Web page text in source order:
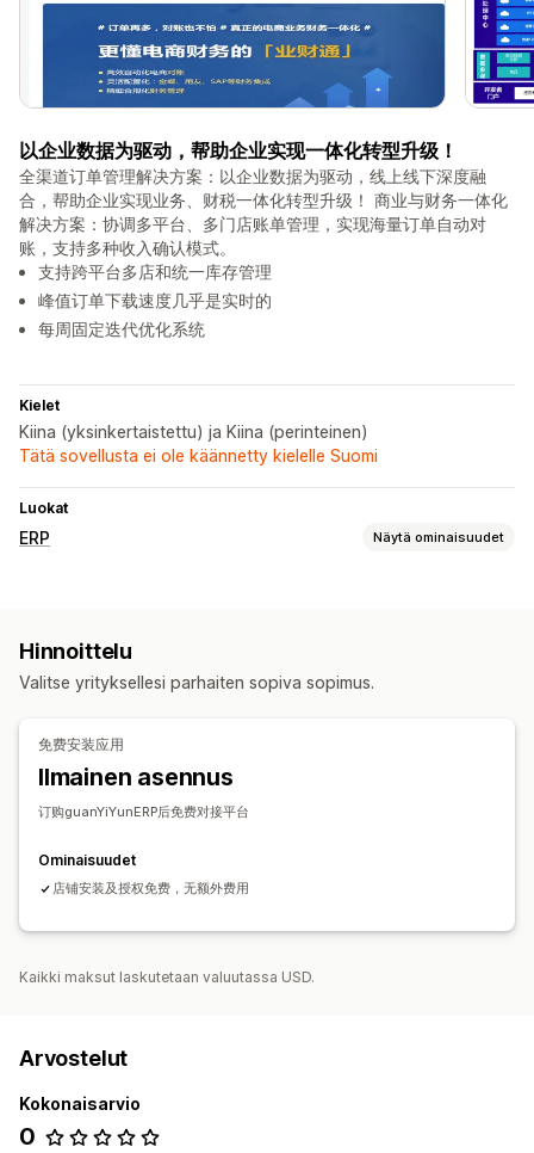
以企业数据为驱动，帮助企业实现一体化转型升级！
全渠道订单管理解决方案：以企业数据为驱动，线上线下深度融
合，帮助企业实现业务、财税一体化转型升级！ 商业与财务一体化
解决方案：协调多平台、多门店账单管理，实现海量订单自动对
账，支持多种收入确认模式。
支持跨平台多店和统一库存管理
峰值订单下载速度几乎是实时的
每周固定迭代优化系统
Kielet
Kiina (yksinkertaistettu) ja Kiina (perinteinen)
Tätä sovellusta ei ole käännetty kielelle Suomi
Luokat
ERP Näytä ominaisuudet
Hinnoittelu
Valitse yrityksellesi parhaiten sopiva sopimus.
免费安装应用
Ilmainen asennus
订购guanYiYunERP后免费对接平台
Ominaisuudet
店铺安装及授权免费，无额外费用
Kaikki maksut laskutetaan valuutassa USD.
Arvostelut
Kokonaisarvio
0